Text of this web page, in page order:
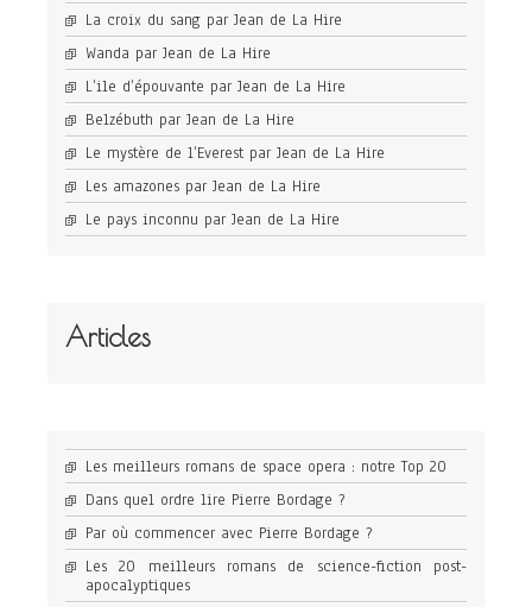
La croix du sang par Jean de La Hire
Wanda par Jean de La Hire
L’ile d’épouvante par Jean de La Hire
Belzébuth par Jean de La Hire
Le mystère de l’Everest par Jean de La Hire
Les amazones par Jean de La Hire
Le pays inconnu par Jean de La Hire
Articles
Les meilleurs romans de space opera : notre Top 20
Dans quel ordre lire Pierre Bordage ?
Par où commencer avec Pierre Bordage ?
Les 20 meilleurs romans de science-fiction post-
apocalyptiques